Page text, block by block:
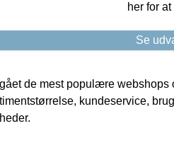
her for
Se
de mest populære webshops
kundeservice,